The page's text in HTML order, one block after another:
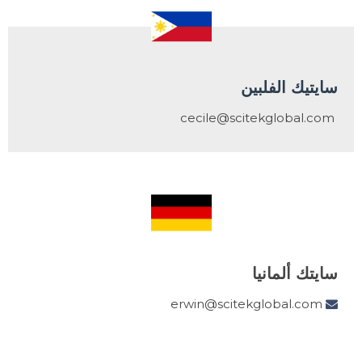
سايتيك الفلبين
سايتك ألمانيا

erwin@scitekglobal.com